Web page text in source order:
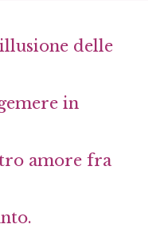
delle
in
amore fra